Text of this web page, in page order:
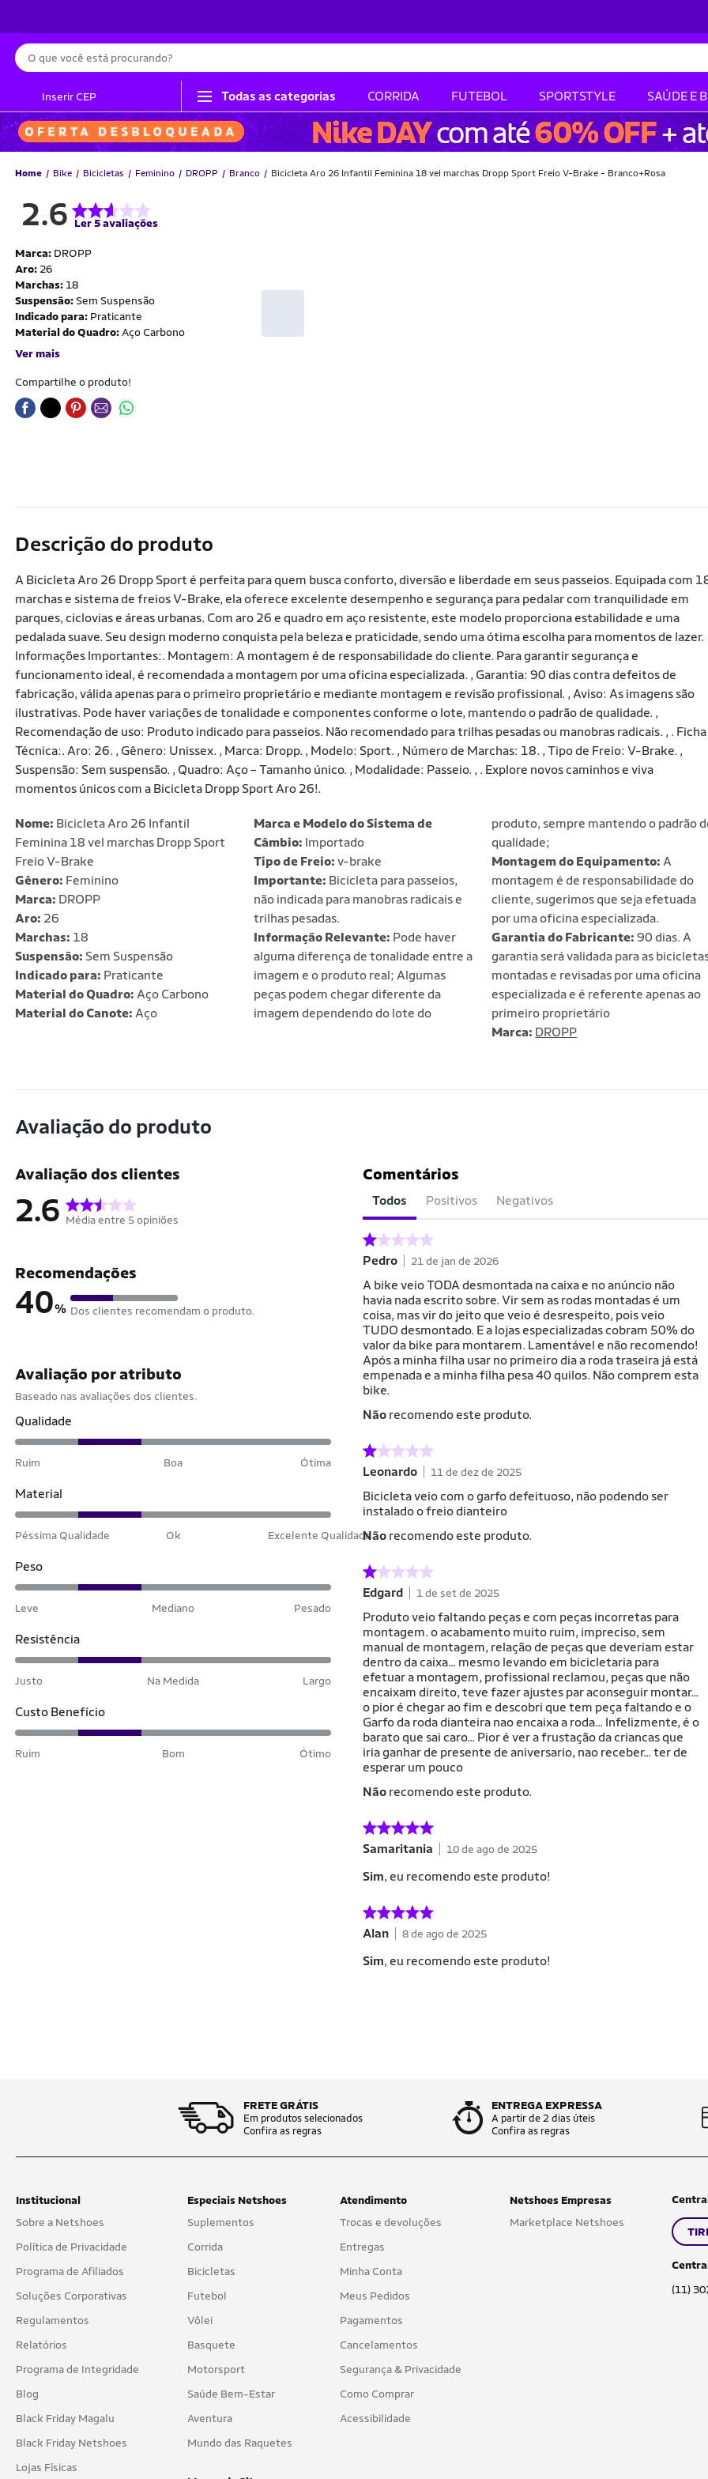
Busca
Inserir CEP Todas as categorias CORRIDA FUTEBOL SPORTSTYLE SAÚDE E
Home Bike Bicicletas Feminino DROPP Branco Bicicleta Aro 26 Infantil Feminina 18 vel marchas Dropp Sport Freio V-Brake - Branco+Rosa
2.6 Ler 5 avaliações
Marca: DROPP
Aro: 26
Marchas: 18
Suspensão:Sem Suspensão
Indicado para: Praticante
Material do Quadro: Aço Carbono
Ver mais
Compartilhe o produto!
Descrição do produto
A Bicicleta Aro 26 Dropp Sport é perfeita para quem busca conforto, diversão e liberdade em seus passeios. Equipada com
marchas e sistema de freios V-Brake, ela oferece excelente desempenho e segurança para pedalar com tranquilidade em
parques, ciclovias e áreas urbanas. Com aro 26 e quadro em aço resistente, este modelo proporciona estabilidade e uma
pedalada suave. Seu design moderno conquista pela beleza e praticidade, sendo uma ótima escolha para momentos de lazer.
Informações Importantes:. Montagem: A montagem é de responsabilidade do cliente. Para garantir segurança e
funcionamento ideal, é recomendada a montagem por uma oficina especializada. , Garantia: 90 dias contra defeitos de
fabricação, válida apenas para o primeiro proprietário e mediante montagem e revisão profissional. , Aviso: As imagens são
ilustrativas. Pode haver variações de tonalidade e componentes conforme o lote, mantendo o padrão de qualidade. ,
Recomendação de uso: Produto indicado para passeios. Não recomendado para trilhas pesadas ou manobras radicais. , . Ficha
Técnica:. Aro: 26. , Gênero: Unissex. , Marca: Dropp. , Modelo: Sport. , Número de Marchas: 18. , Tipo de Freio: V-Brake. ,
Suspensão: Sem suspensão. , Quadro: Aço – Tamanho único. , Modalidade: Passeio. , . Explore novos caminhos e viva
momentos únicos com a Bicicleta Dropp Sport Aro 26!.
Nome: Bicicleta Aro 26 Infantil
Feminina 18 vel marchas Dropp Sport
Freio V-Brake
Gênero: Feminino
Marca: DROPP
Aro: 26
Marchas: 18
Suspensão: Sem Suspensão
Indicado para: Praticante
Material do Quadro: Aço Carbono
Material do Canote: Aço
Marca e Modelo do Sistema de
Câmbio: Importado
Tipo de Freio: v-brake
Importante: Bicicleta para passeios,
não indicada para manobras radicais e
trilhas pesadas.
Informação Relevante: Pode haver
alguma diferença de tonalidade entre a
imagem e o produto real; Algumas
peças podem chegar diferente da
imagem dependendo do lote do
produto, sempre mantendo o padrão
qualidade;
Montagem do Equipamento: A
montagem é de responsabilidade do
cliente, sugerimos que seja efetuada
por uma oficina especializada.
Garantia do Fabricante: 90 dias. A
garantia será validada para as
montadas e revisadas por uma oficina
especializada e é referente apenas ao
primeiro proprietário
Marca: DROPP
Avaliação do produto
Avaliação dos clientes
2.6 Média entre 5 opiniões
Recomendações
40% Dos clientes recomendam o produto.
Avaliação por atributo
Baseado nas avaliações dos clientes.
Qualidade
Ruim Boa Ótima
Material
Péssima Qualidade Ok Excelente Qualidade
Peso
Leve Mediano Pesado
Resistência
Justo Na Medida Largo
Custo Benefício
Ruim Bom Ótimo
Comentários
Todos Positivos Negativos
Pedro 21 de jan de 2026
A bike veio TODA desmontada na caixa e no anúncio não
havia nada escrito sobre. Vir sem as rodas montadas é um
coisa, mas vir do jeito que veio é desrespeito, pois veio
TUDO desmontado. E a lojas especializadas cobram 50% do
valor da bike para montarem. Lamentável e não recomendo!
Após a minha filha usar no primeiro dia a roda traseira já est
empenada e a minha filha pesa 40 quilos. Não comprem esta
bike.
Não recomendo este produto.
Leonardo 11 de dez de 2025
Bicicleta veio com o garfo defeituoso, não podendo ser
instalado o freio dianteiro
Não recomendo este produto.
Edgard 1 de set de 2025
Produto veio faltando peças e com peças incorretas para
montagem. o acabamento muito ruim, impreciso, sem
manual de montagem, relação de peças que deveriam estar
dentro da caixa... mesmo levando em bicicletaria para
efetuar a montagem, profissional reclamou, peças que não
encaixam direito, teve fazer ajustes par aconseguir montar...
o pior é chegar ao fim e descobri que tem peça faltando e o
Garfo da roda dianteira nao encaixa a roda... Infelizmente, é o
barato que sai caro... Pior é ver a frustação da criancas que
iria ganhar de presente de aniversario, nao receber... ter de
esperar um pouco
Não recomendo este produto.
Samaritania 10 de ago de 2025
Sim, eu recomendo este produto!
Alan 8 de ago de 2025
Sim, eu recomendo este produto!
FRETE GRÁTIS
Em produtos selecionados
Confira as regras
ENTREGA EXPRESSA
A partir de 2 dias úteis
Confira as regras
Institucional
Sobre a Netshoes
Política de Privacidade
Programa de Afiliados
Soluções Corporativas
Regulamentos
Relatórios
Programa de Integridade
Blog
Black Friday Magalu
Black Friday Netshoes
Lojas Físicas
Especiais Netshoes
Suplementos
Corrida
Bicicletas
Futebol
Vôlei
Basquete
Motorsport
Saúde Bem-Estar
Aventura
Mundo das Raquetes
Atendimento
Trocas e devoluções
Entregas
Minha Conta
Meus Pedidos
Pagamentos
Cancelamentos
Segurança & Privacidade
Como Comprar
Acessibilidade
Netshoes Empresas
Marketplace Netshoes
(11)